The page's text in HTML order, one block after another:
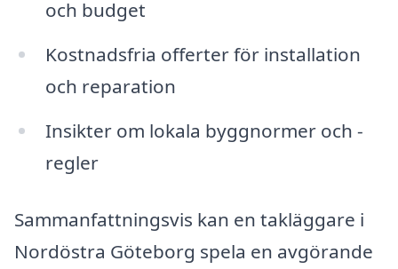
och budget
Kostnadsfria offerter för installation
och reparation
Insikter om lokala byggnormer och -
regler
Sammanfattningsvis kan en takläggare i
Nordöstra Göteborg spela en avgörande